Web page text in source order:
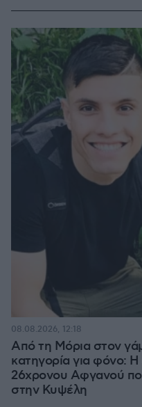
Από τη Μόρια στον
κατηγορία για φόνο:
26χρονου Αφγανού
στην Κυψέλη
08.08.2026, 12:18